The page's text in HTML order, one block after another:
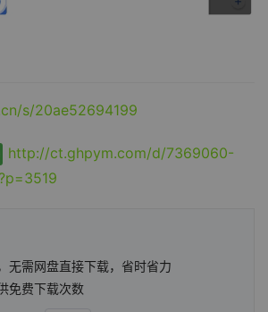
s/20ae52694199
http://ct.ghpym.com/d/7369060-
无需网盘直接下载，省时省力
免费下载次数